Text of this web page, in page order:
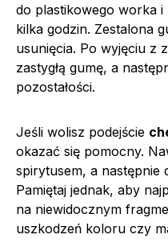
do plastikowego worka
kilka godzin. Zestalona
usunięcia. Po wyjęciu z
zastygłą gumę, a
pozostałości.
Jeśli wolisz podejście
okazać się pomocny.
spirytusem, a następnie
Pamiętaj jednak, aby
na niewidocznym
uszkodzeń koloru czy